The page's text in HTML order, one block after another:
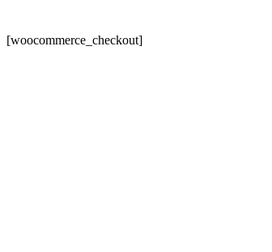
[woocommerce_checkout]